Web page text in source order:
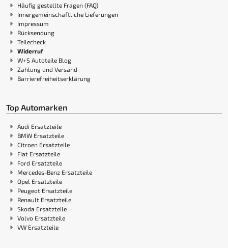
Häufig gestellte Fragen (FAQ)
Innergemeinschaftliche Lieferungen
Impressum
Rücksendung
Teilecheck
Widerruf
W+S Autoteile Blog
Zahlung und Versand
Barrierefreiheitserklärung
Top Automarken
Audi Ersatzteile
BMW Ersatzteile
Citroen Ersatzteile
Fiat Ersatzteile
Ford Ersatzteile
Mercedes-Benz Ersatzteile
Opel Ersatzteile
Peugeot Ersatzteile
Renault Ersatzteile
Skoda Ersatzteile
Volvo Ersatzteile
VW Ersatzteile